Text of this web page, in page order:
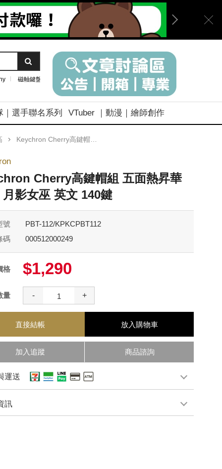
磁軸鍵盤
｜選手聯名系列 VTuber ｜動漫｜繪師創作
Keychron Cherry高鍵帽組 五面熱昇華 PBT 月影女巫 英文 140鍵
Cherry高鍵帽組 五面熱昇華
影女巫 英文 140鍵
號
PBT-112/KPKCPBT112
碼
000512000249
格 $1,290
量 - +
直接結帳 放入購物車
加入追蹤 商品諮詢
運送
訊